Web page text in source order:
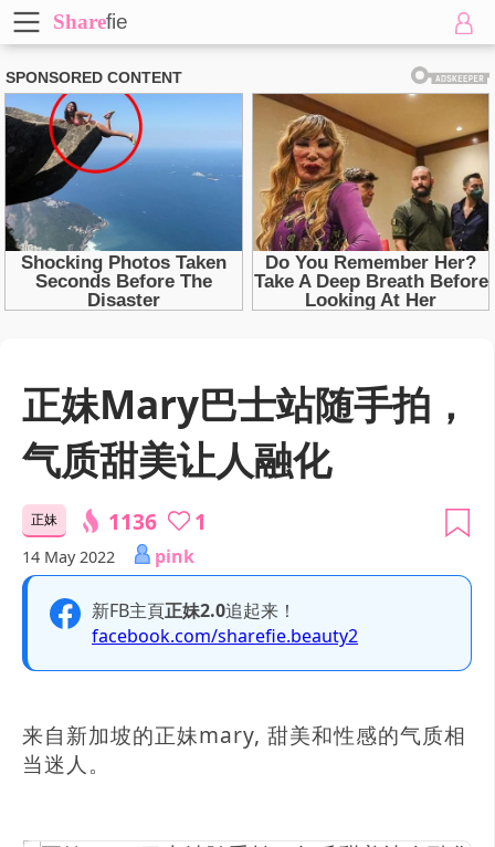
Sharefie
正妹Mary巴士站随手拍，
气质甜美让人融化
正妹 1136 1
14 May 2022 pink
新FB主頁正妹2.0追起来！
facebook.com/sharefie.beauty2
来自新加坡的正妹mary, 甜美和性感的气质相
当迷人。